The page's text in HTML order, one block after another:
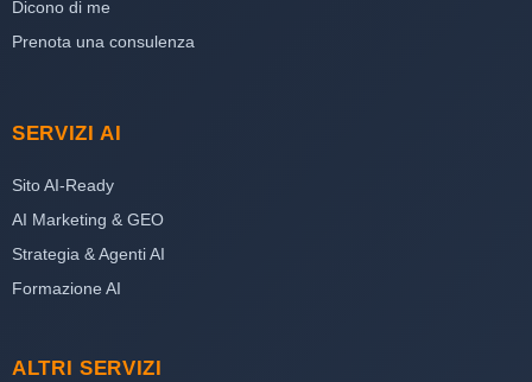
Dicono di me
Prenota una consulenza
SERVIZI AI
Sito AI-Ready
AI Marketing & GEO
Strategia & Agenti AI
Formazione AI
ALTRI SERVIZI